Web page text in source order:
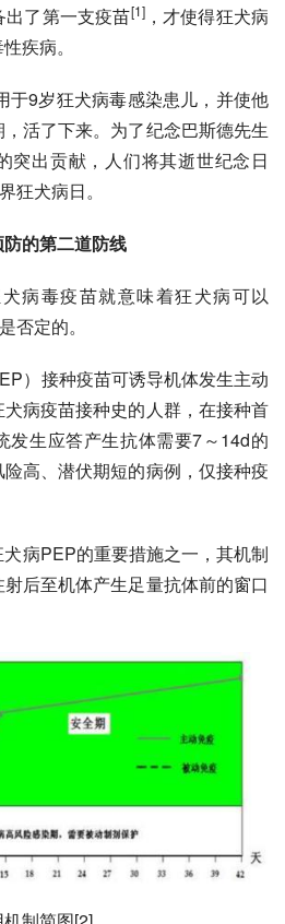
了第一支疫苗[1]，才使得狂犬病
疾病。
于9岁狂犬病毒感染患儿，并使他
活了下来。为了纪念巴斯德先生
突出贡献，人们将其逝世纪念日
狂犬病日。
的第二道防线
病毒疫苗就意味着狂犬病可以
否定的。
）接种疫苗可诱导机体发生主动
病疫苗接种史的人群，在接种首
发生应答产生抗体需要7～14d的
高、潜伏期短的病例，仅接种疫
病PEP的重要措施之一，其机制
后至机体产生足量抗体前的窗口